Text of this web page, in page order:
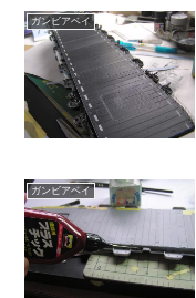
ガンビアベイ
ガンビアベイ